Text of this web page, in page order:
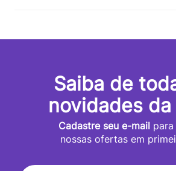
Saiba de
novidades
Cadastre seu e-mail
nossas ofertas em